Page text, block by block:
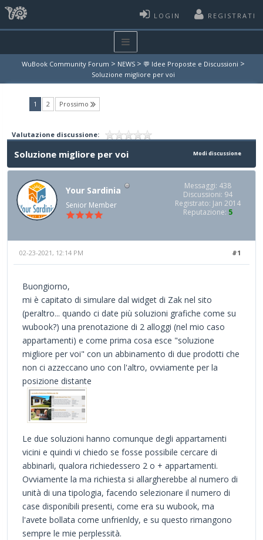
LOGIN REGISTRATI
WuBook Community Forum > NEWS > 💬 Idee Proposte e Discussioni >
Soluzione migliore per voi
1 (current)
2 Prossimo
Valutazione discussione:
Modi discussione
Soluzione migliore per voi
Your Sardinia
Senior Member
Messaggi: 438
Discussioni: 94
Registrato: Jan 2014
Reputazione: 5
#1
02-23-2021, 12:14 PM
Buongiorno,
mi è capitato di simulare dal widget di Zak nel sito
(peraltro... quando ci date più soluzioni grafiche come su
wubook?) una prenotazione di 2 alloggi (nel mio caso
appartamenti) e come prima cosa esce "soluzione
migliore per voi" con un abbinamento di due prodotti che
non ci azzeccano uno con l'altro, ovviamente per la
posizione distante
Le due soluzioni hanno comunque degli appartamenti
vicini e quindi vi chiedo se fosse possibile cercare di
abbinarli, qualora richiedessero 2 o + appartamenti.
Ovviamente la ma richiesta si allargherebbe al numero di
unità di una tipologia, facendo selezionare il numero di
case disponibili presenti, come era su wubook, ma
l'avete bollata come unfrienldy, e su questo rimangono
sempre le mie perplessità.